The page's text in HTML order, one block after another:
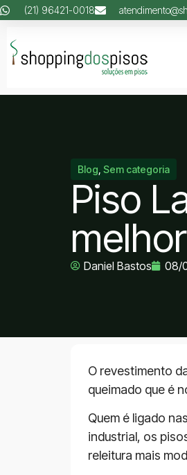
(21) 96421-0018
Blog Sem categoria
Piso
melhor
Daniel Bastos 08/
O revestimento
queimado que é
Quem é ligado
industrial, os
releitura mais